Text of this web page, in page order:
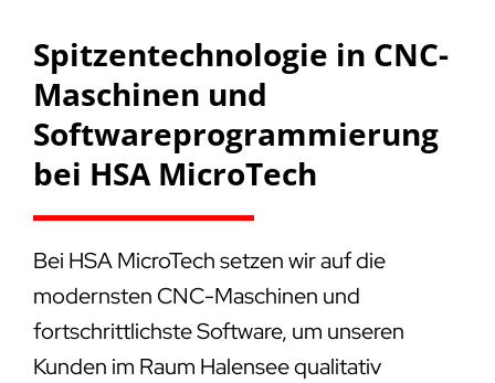
Spitzentechnologie in CNC-
Maschinen und
Softwareprogrammierung
bei HSA MicroTech
Bei HSA MicroTech setzen wir auf die
modernsten CNC-Maschinen und
fortschrittlichste Software, um unseren
Kunden im Raum Halensee qualitativ